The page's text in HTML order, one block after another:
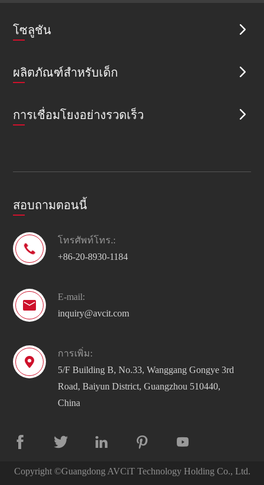
โซลูชัน 
ผลิตภัณฑ์สำหรับเด็ก 
การเชื่อมโยงอย่างรวดเร็ว 
สอบถามตอนนี้

โทรศัพท์โทร.:
+86-20-8930-1184

E-mail:
inquiry@avcit.com

การเพิ่ม:
5/F Building B, No.33, Wanggang Gongye 3rd
Road, Baiyun District, Guangzhou 510440,
China
    
Copyright ©Guangdong AVCiT Technology Holding Co., Ltd.